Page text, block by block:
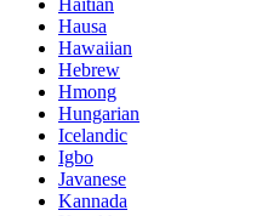
Haitian
Hausa
Hawaiian
Hebrew
Hmong
Hungarian
Icelandic
Igbo
Javanese
Kannada